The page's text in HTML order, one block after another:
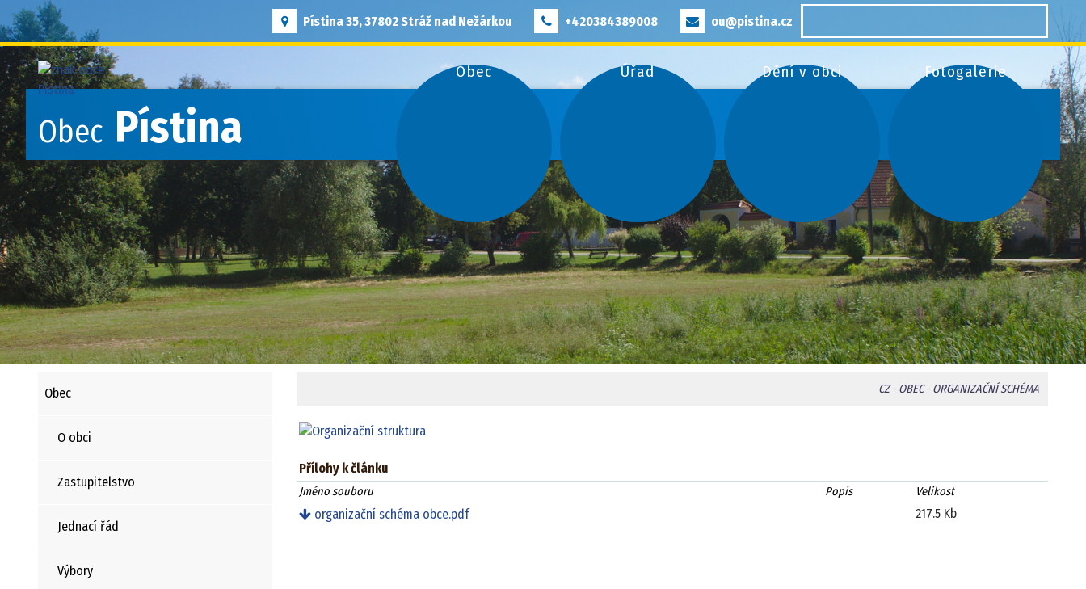
Pístina 35, 37802 Stráž nad Nežárkou +420384389008 ou@pistina.cz
Obec Pístina
Obec Úřad Dění v obci Fotogalerie
Obec
O obci
Zastupitelstvo
Jednací řád
Výbory
CZ-OBEC-ORGANIZAČNÍ SCHÉMA
Přílohy k článku
Jméno souboru Popis Velikost
organizační schéma obce.pdf 217.5 Kb